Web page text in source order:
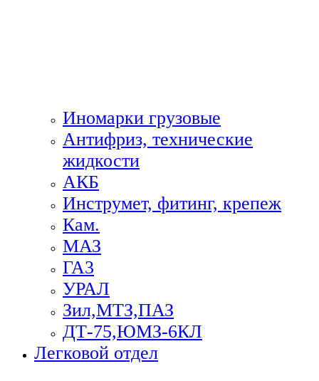
Иномарки грузовые
Антифриз, технические
жидкости
АКБ
Инструмет, фитинг, крепеж
Кам.
МАЗ
ГА3
УРАЛ
Зил,МТЗ,ПАЗ
ДТ-75,ЮМЗ-6КЛ
Легковой отдел